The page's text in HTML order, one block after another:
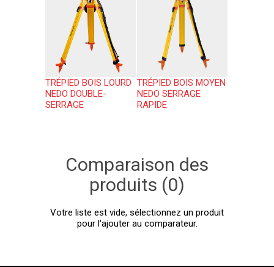
TRÉPIED BOIS LOURD
NEDO DOUBLE-
SERRAGE
TRÉPIED BOIS MOYEN
NEDO SERRAGE
RAPIDE
Comparaison des
produits (0)
Votre liste est vide, sélectionnez un produit
pour l'ajouter au comparateur.